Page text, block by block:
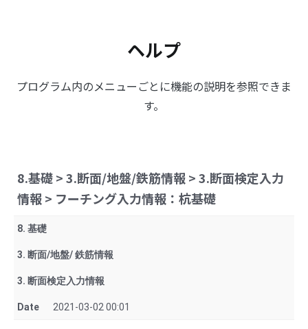
ヘルプ
プログラム内のメニューごとに機能の説明を参照できま
す。
8.基礎 > 3.断面/地盤/鉄筋情報 > 3.断面検定入力
情報 > フーチング入力情報：杭基礎
8. 基礎
3. 断面/地盤/ 鉄筋情報
3. 断面検定入力情報
Date 2021-03-02 00:01